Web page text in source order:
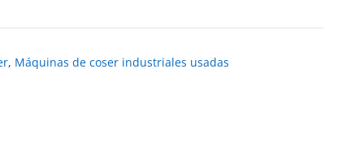
, Máquinas de coser industriales usadas